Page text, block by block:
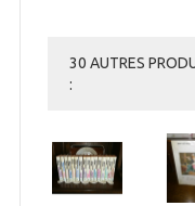
30 AUTRES
: